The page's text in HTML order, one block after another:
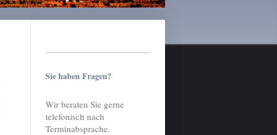
Sie haben Fragen?
Wir beraten Sie gerne
telefonisch nach
Terminabsprache.